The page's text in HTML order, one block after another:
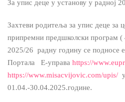
За упис деце у установу у радној
Захтеви родитеља за упис деце за
припремни предшколски програм (
2025/26 радну годину се подносе
Портала Е-управа https://
https://www.misacvijovic.com/upis/
01.04.-30.04.2025.године.